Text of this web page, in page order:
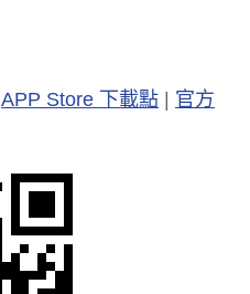
APP Store 下載點 | 官方